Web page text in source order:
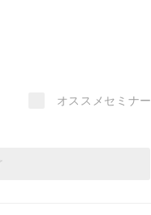
オススメセミナー